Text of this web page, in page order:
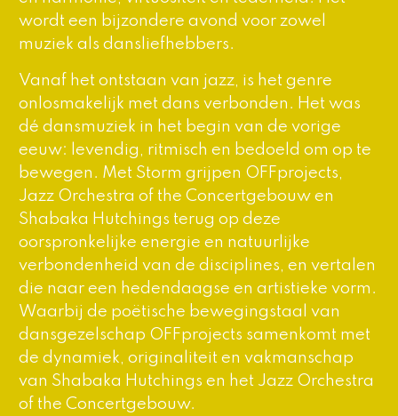
wordt een bijzondere avond voor zowel
muziek als dansliefhebbers.
Vanaf het ontstaan van jazz, is het genre
onlosmakelijk met dans verbonden. Het was
dé dansmuziek in het begin van de vorige
eeuw: levendig, ritmisch en bedoeld om op te
bewegen. Met Storm grijpen OFFprojects,
Jazz Orchestra of the Concertgebouw en
Shabaka Hutchings terug op deze
oorspronkelijke energie en natuurlijke
verbondenheid van de disciplines, en vertalen
die naar een hedendaagse en artistieke vorm.
Waarbij de poëtische bewegingstaal van
dansgezelschap OFFprojects samenkomt met
de dynamiek, originaliteit en vakmanschap
van Shabaka Hutchings en het Jazz Orchestra
of the Concertgebouw.